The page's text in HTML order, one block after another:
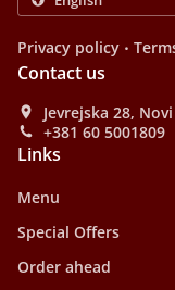
Privacy policy .
Contact us
Jevrejska 28,
+381 60 5001809
Links
Menu
Special Offers
Order ahead